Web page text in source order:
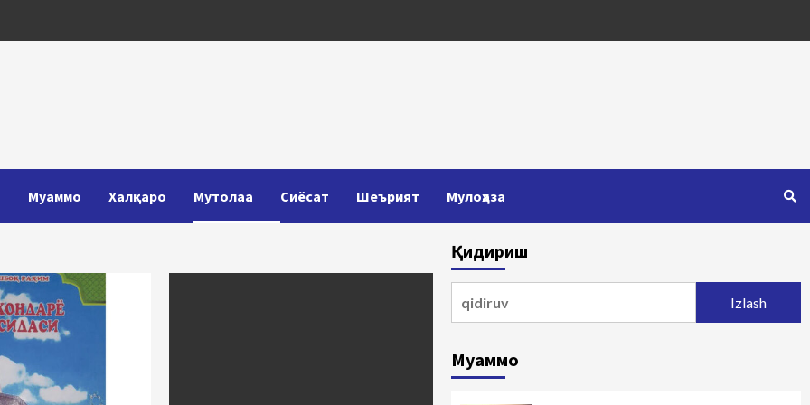
Муаммо Халқаро Мутолаа Сиёсат Шеърият Мулоҳаза
Қидириш
Муаммо